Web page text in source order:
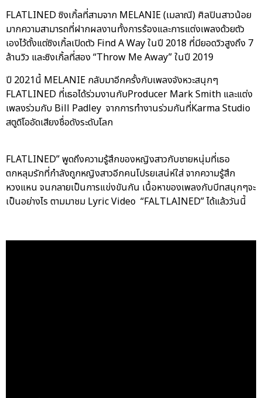
FLATLINED ซิงเกิ้ลที่สามจาก MELANIE (เมลาณี) ศิลปินสาวน้อย
มากความสามารถที่ฝากผลงานทั้งการร้องและการแต่งเพลงด้วยตัว
เองไว้ตั้งแต่ซิงเกิ้ลเปิดตัว Find A Way ในปี 2018 ที่มียอดวิวสูงถึง 7
ล้านวิว และซิงเกิ้ลที่สอง “Throw Me Away” ในปี 2019
ปี 2021นี้ MELANIE กลับมาอีกครั้งกับเพลงจังหวะสนุกๆ
FLATLINED ที่เธอได้ร่วมงานกับProducer Mark Smith และแต่ง
เพลงร่วมกับ Bill Padley จากการทำงานร่วมกันที่Karma Studio
สตูดิโออัดเสียงชื่อดังระดับโลก
FLATLINED” พูดถึงความรู้สึกของหญิงสาวกับชายหนุ่มที่เธอ
ตกหลุมรักที่กำลังถูกหญิงสาวอีกคนโปรยเสน่ห์ใส่ จากความรู้สึก
หวงแหน จนกลายเป็นการแข่งขันกัน เนื้อหาของเพลงกับบีทสนุกๆจะ
เป็นอย่างไร ตามมาชม Lyric Video “FALTLAINED” ได้แล้ววันนี้